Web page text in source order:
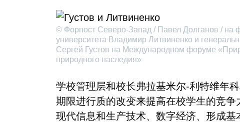
© Форпост Северо-Запад / Павел Долганов / на
университета Владимир Литвиненко и
Сергей Густов на Международном форуме
природного наследия»
学校管理层和校长弗拉基米尔-利特维年
期限进行质的改变来提高在校学生的竞
现代信息和生产技术、数字经济、形成